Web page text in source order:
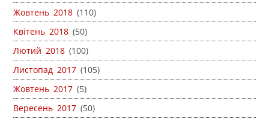
Жовтень 2018 (110)
Квітень 2018 (50)
Лютий 2018 (100)
Листопад 2017 (105)
Жовтень 2017 (5)
Вересень 2017 (50)